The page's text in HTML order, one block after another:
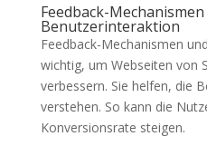
Feedback-
Benutzerinteraktion
Feedback-Mechanismen
wichtig, um Webseiten von
verbessern. Sie helfen, die
verstehen. So kann die
Konversionsrate steigen.